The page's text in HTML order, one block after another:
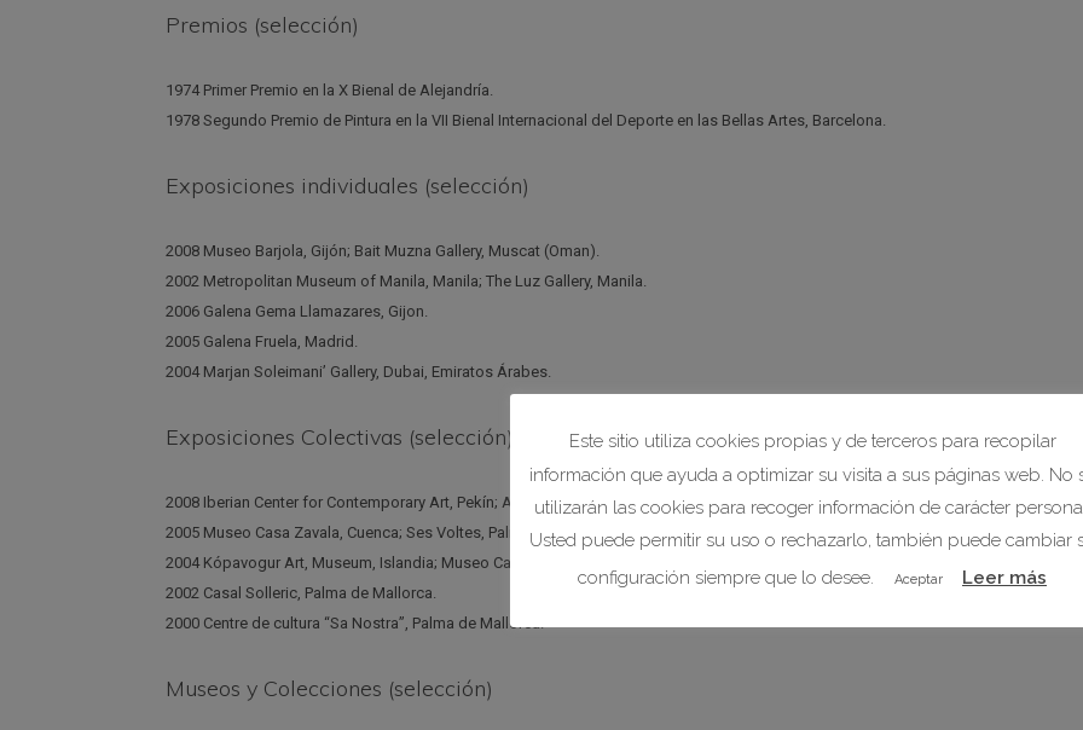
Premios (selección)
1974 Primer Premio en la X Bienal de Alejandría.
1978 Segundo Premio de Pintura en la VII Bienal Internacional del Deporte en las Bellas Artes, Barcelona.
Exposiciones individuales (selección)
2008 Museo Barjola, Gijón; Bait Muzna Gallery, Muscat (Oman).
2002 Metropolitan Museum of Manila, Manila; The Luz Gallery, Manila.
2006 Galena Gema Llamazares, Gijon.
2005 Galena Fruela, Madrid.
2004 Marjan Soleimani’ Gallery, Dubai, Emiratos Árabes.
Exposiciones Colectivas (selección)
2008 Iberian Center for Contemporary Art, Pekín; Art París Fair Abu Dhabi.
2005 Museo Casa Zavala, Cuenca; Ses Voltes, Palma de Mallorca.
2004 Kópavogur Art, Museum, Islandia; Museo Camón Aznar, Zaragoza.
2002 Casal Solleric, Palma de Mallorca.
2000 Centre de cultura “Sa Nostra”, Palma de Mallorca.
Museos y Colecciones (selección)
Este sitio utiliza cookies propias y de terceros para recopilar
información que ayuda a optimizar su visita a sus páginas web. No
utilizarán las cookies para recoger información de carácter
Usted puede permitir su uso o rechazarlo, también puede cambiar
configuración siempre que lo desee.
Aceptar Leer más